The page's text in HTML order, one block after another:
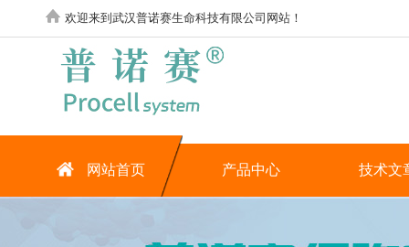
欢迎来到武汉普诺赛生命科技有限公司网站！
网站首页 产品中心 技术文